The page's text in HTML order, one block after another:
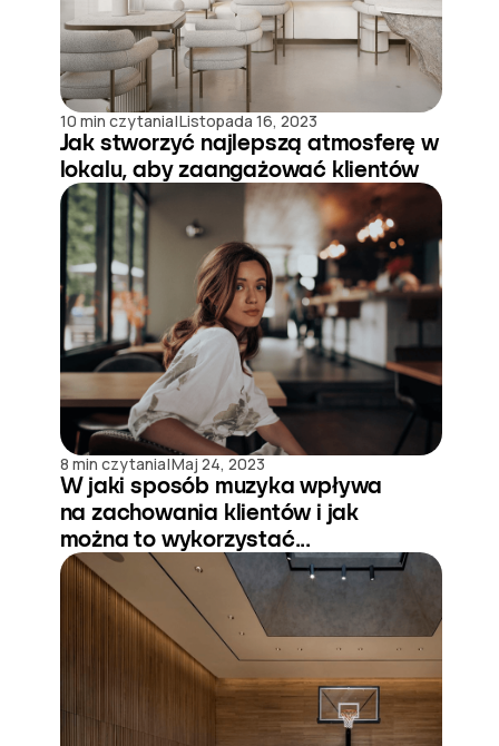
10 min czytania|Listopada 16, 2023
Jak stworzyć najlepszą atmosferę w
lokalu, aby zaangażować klientów
8 min czytania|Maj 24, 2023
W jaki sposób muzyka wpływa
na zachowania klientów i jak
można to wykorzystać...